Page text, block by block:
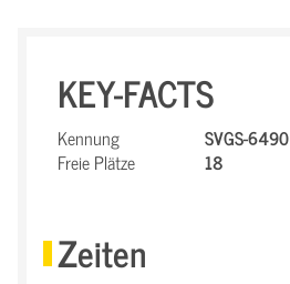
KEY-FACTS
Kennung
SVGS-6490
Freie Plätze
18
Zeiten